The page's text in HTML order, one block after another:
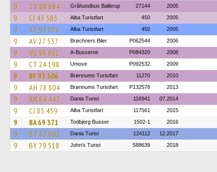
9 TV 88 684 Gråhundbus Ballerup 27144 2005
9 CJ 43 583 Alba Turistfart 450 2005
9 XP 93 076 Alba Turistfart 450 2005
9 AV 27 537 Brøchners Biler P062544 2006
9 VU 95 861 A-Busserne P084320 2008
9 CT 24 198 Umove P092532 2009
9 BF 93 306 Brønnums Turistfart 11270 2010
9 AH 78 804 Brønnums Turistfart P132578 2013
9 AN 64 442 Dania Turist 116941 07.2014
9 CJ 85 459 Alba Turistfart 117561 2015
9 BA 69 371 Todbjerg Busser 1502-1 2016
9 BT 62 802 Dania Turist 124112 12.2017
9 BY 79 518 John's Turist 588639 2018